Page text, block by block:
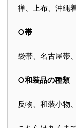
禅、上布、沖縄
○帯
袋帯、名古屋帯
○和装品の種類
反物、和装小物